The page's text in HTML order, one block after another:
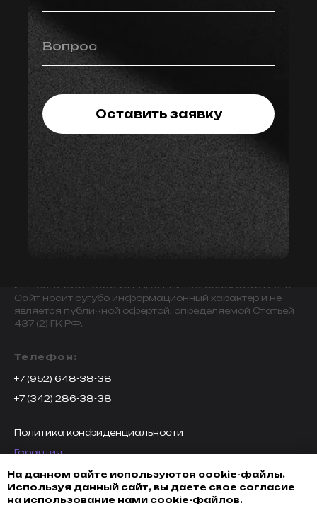
Вопрос
Оставить заявку
ИНН594203076109 ОГРН/ОГРНИП325595800072942
Сайт носит сугубо информационный характер и не
является публичной офертой, определяемой Статьей
437 (2) ГК РФ.
Телефон:
+7 (952) 648-38-38
+7 (342) 286-38-38
Политика конфиденциальности
Гарантия
Возврат товара
Доставка, оплата и кредитование
На данном сайте используются cookie-файлы.
Используя данный сайт, вы даете свое согласие
на использование нами cookie-файлов.